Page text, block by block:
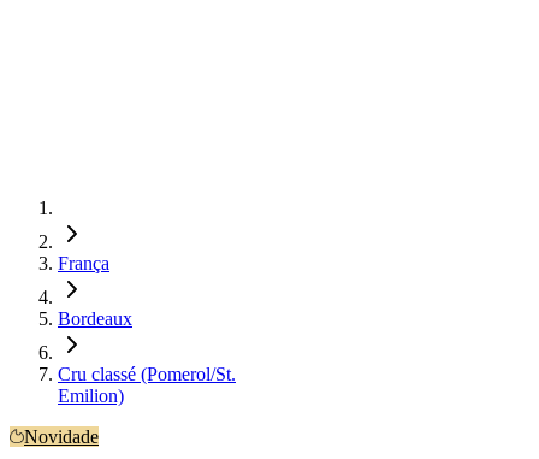
França
Bordeaux
Cru classé (Pomerol/St.
Emilion)
Novidade